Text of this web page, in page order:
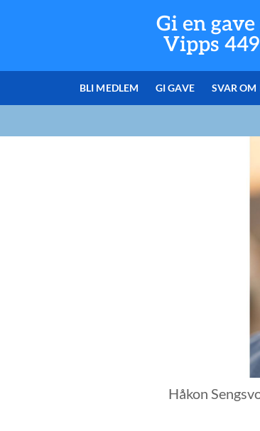
Gi en
Vipps
BLI MEDLEM GI GAVE SVAR OM
Håkon